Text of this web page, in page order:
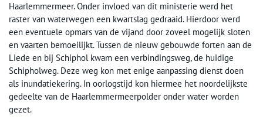
Haarlemmermeer. Onder invloed van dit ministerie werd het
raster van waterwegen een kwartslag gedraaid. Hierdoor werd
een eventuele opmars van de vijand door zoveel mogelijk sloten
en vaarten bemoeilijkt. Tussen de nieuw gebouwde forten aan de
Liede en bij Schiphol kwam een verbindingsweg, de huidige
Schipholweg. Deze weg kon met enige aanpassing dienst doen
als inundatiekering. In oorlogstijd kon hiermee het noordelijkste
gedeelte van de Haarlemmermeerpolder onder water worden
gezet.